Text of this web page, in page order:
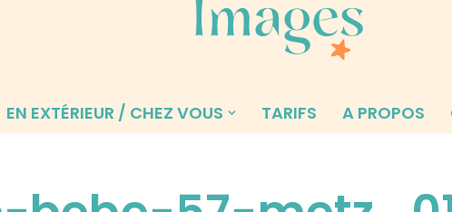
EN EXTÉRIEUR / CHEZ VOUS TARIFS A PROPOS